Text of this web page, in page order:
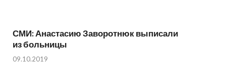
СМИ: Анастасию Заворотнюк выписали
из больницы
09.10.2019